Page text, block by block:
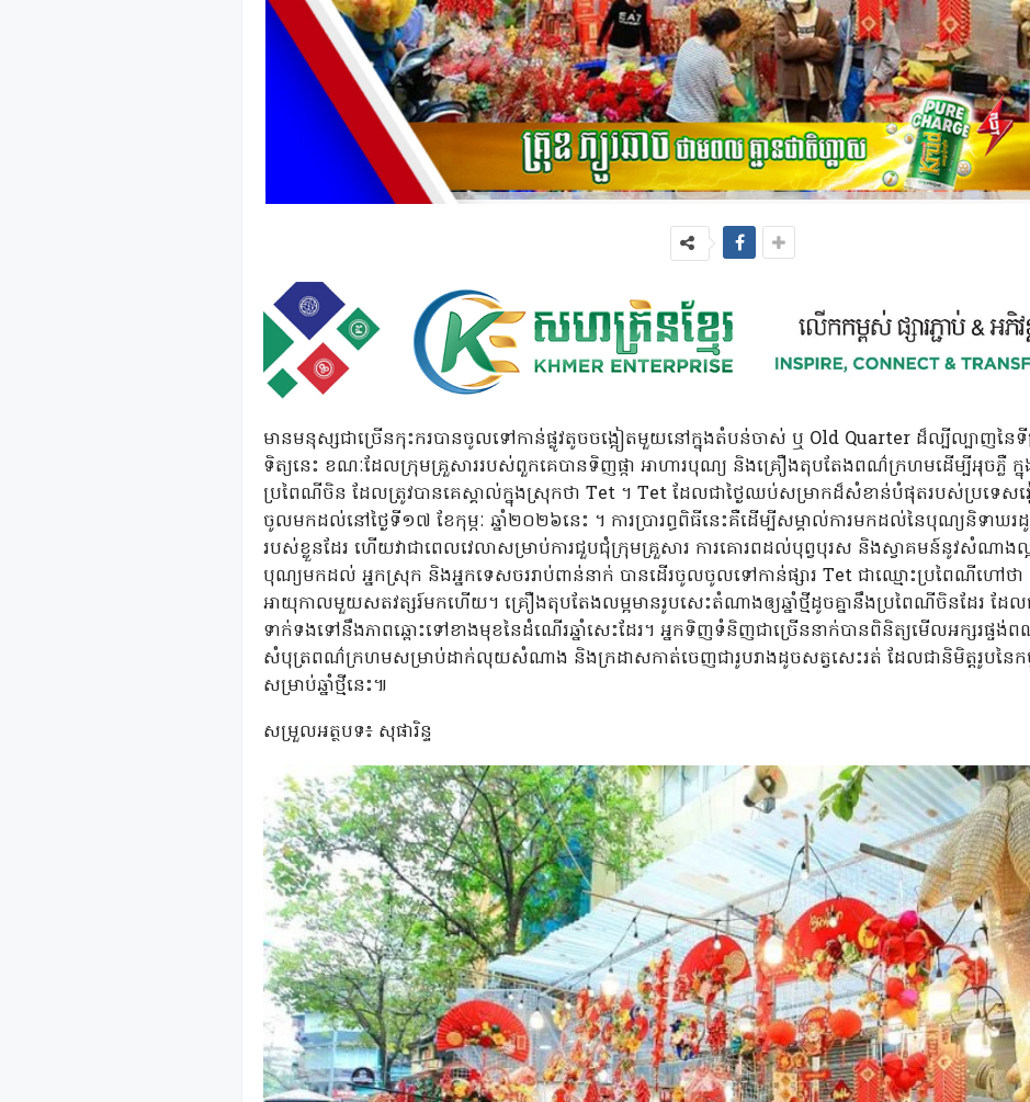
មានមនុស្សជាច្រើនកុះករបានចូលទៅកាន់ផ្លូវតូចចង្អៀតមួយនៅក្នុងតំបន់ចាស់ ឬ Old Quarter ដ៏ល្បីល្បាញន
ទិត្យនេះ ខណៈដែលក្រុមគ្រួសាររបស់ពួកគេបានទិញផ្កា អាហារបុណ្យ និងគ្រឿងតុបតែងពណ៌ក្រហមដើម្បីអុចភ្លឺ ក្នុង
ប្រពៃណីចិន ដែលត្រូវបានគេស្គាល់ក្នុងស្រុកថា Tet ។ Tet ដែលជាថ្ងៃឈប់សម្រាកដ៏សំខាន់បំផុតរបស់ប្រទេ
ចូលមកដល់នៅថ្ងៃទី១៧ ខែកុម្ភៈ ឆ្នាំ២០២៦នេះ ។ ការប្រារព្ធពិធីនេះគឺដើម្បីសម្គាល់ការមកដល់នៃបុណ្យនិទាឃ
របស់ខ្លួនដែរ ហើយវាជាពេលវេលាសម្រាប់ការជួបជុំក្រុមគ្រួសារ ការគោរពដល់បុព្វបុរស និងស្វាគមន៍នូវសំណាង
បុណ្យមកដល់ អ្នកស្រុក និងអ្នកទេសចររាប់ពាន់នាក់ បានដើរចូលចូលទៅកាន់ផ្សារ Tet ជាឈ្មោះប្រពៃណីហៅថ
អាយុកាលមួយសតវត្សរ៍មកហើយ។ គ្រឿងតុបតែងលម្អមានរូបសេះតំណាងឲ្យឆ្នាំថ្មីដូចគ្នានឹងប្រពៃណីចិនដែរ ដែល
ទាក់ទងទៅនឹងភាពឆ្ពោះទៅខាងមុខនៃដំណើរឆ្នាំសេះដែរ។ អ្នកទិញទំនិញជាច្រើននាក់បានពិនិត្យមើលអក្សរផ្ច
សំបុត្រពណ៌ក្រហមសម្រាប់ដាក់លុយសំណាង និងក្រដាសកាត់ចេញជារូបរាងដូចសត្វសេះរត់ ដែលជានិមិត្តរូបនៃកម្
សម្រាប់ឆ្នាំថ្មីនេះ៕
សម្រួលអត្ថបទ៖ សុផារិន្ទ